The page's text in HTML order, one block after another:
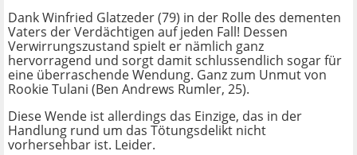
Dank Winfried Glatzeder (79) in der Rolle des dementen
Vaters der Verdächtigen auf jeden Fall! Dessen
Verwirrungszustand spielt er nämlich ganz
hervorragend und sorgt damit schlussendlich sogar für
eine überraschende Wendung. Ganz zum Unmut von
Rookie Tulani (Ben Andrews Rumler, 25).
Diese Wende ist allerdings das Einzige, das in der
Handlung rund um das Tötungsdelikt nicht
vorhersehbar ist. Leider.